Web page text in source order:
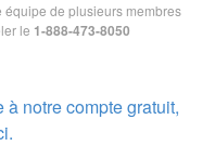
de plusieurs membres
le 1-888-473-8050
notre compte gratuit,